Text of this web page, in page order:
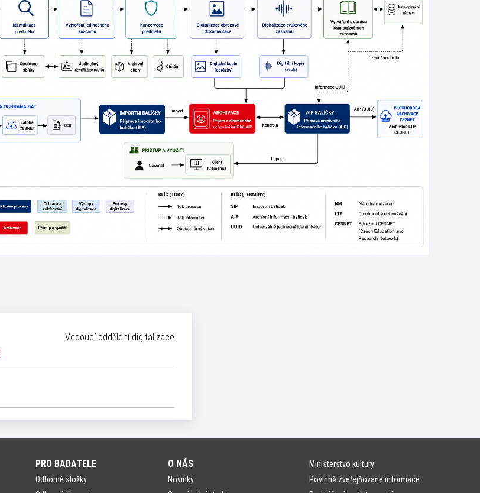
Vedoucí oddělení digitalizace
PRO BADATELE
Odborné složky
O NÁS
Novinky
Ministerstvo kultury
Povinně zveřejňované informace